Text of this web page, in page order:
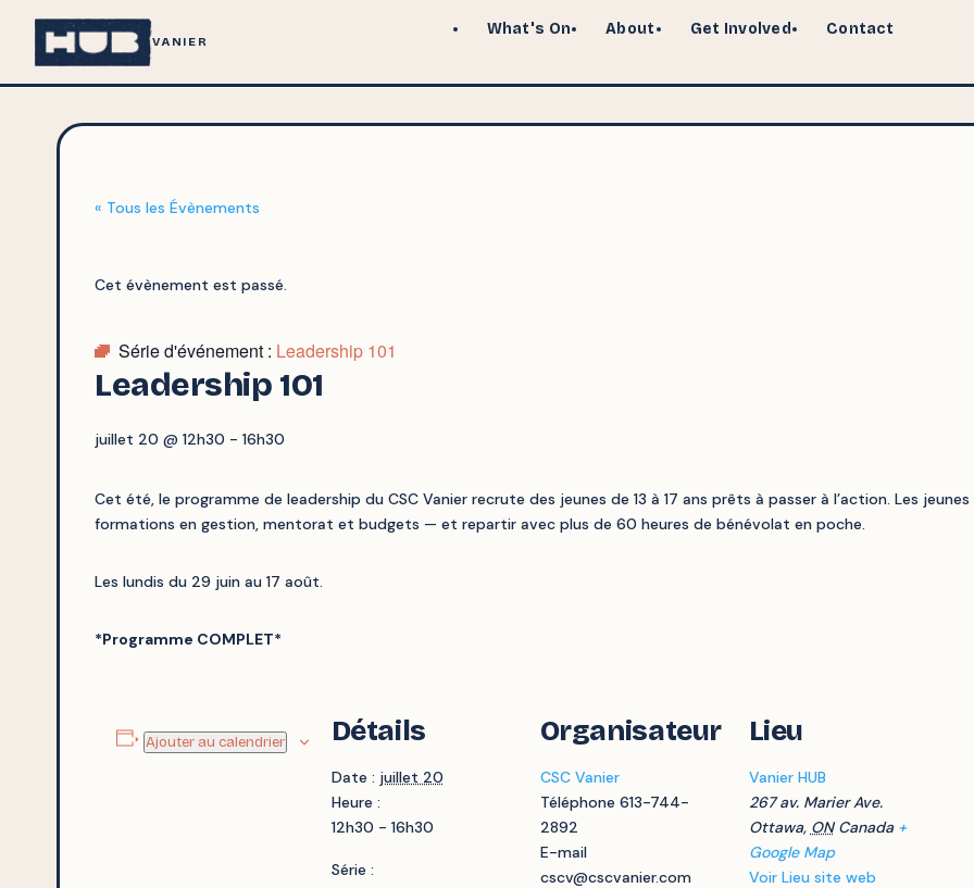
VANIER
What's On About Get Involved Contact
« Tous les Évènements
Cet évènement est passé.
Série d'événement : Leadership 101
Leadership 101
juillet 20 @ 12h30 - 16h30
Cet été, le programme de leadership du CSC Vanier recrute des jeunes de 13 à 17 ans prêts à passer à l’action. Les
formations en gestion, mentorat et budgets — et repartir avec plus de 60 heures de bénévolat en poche.
Les lundis du 29 juin au 17 août.
*Programme COMPLET*
Ajouter au calendrier Détails
Date : juillet 20
Heure :
12h30 - 16h30
Série :
Organisateur
CSC Vanier
Téléphone 613-744-
2892
E-mail
cscv@cscvanier.com
Lieu
Vanier HUB
267 av. Marier Ave.
Ottawa, ON Canada +
Google Map
Voir Lieu site web